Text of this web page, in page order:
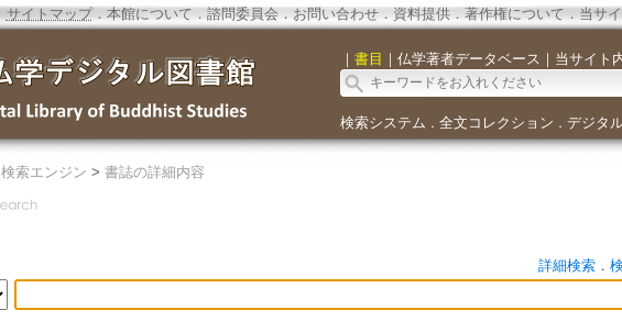
サイトマップ．本館について ． 諮問委員会． お問い合わせ． 資料提供． 著作権について．当サ
｜ 書目 ｜ 仏学著者データベース ｜ 当サイト
検索システム ． 全文コレクション ． デジタ
検索エンジン > 書誌の詳細内容
詳細検索．